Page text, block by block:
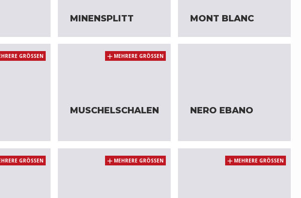
MINENSPLITT MONT BLANC
GRÖSSEN
MUSCHELSCHALEN
MEHRERE GRÖSSEN
NERO EBANO
GRÖSSEN MEHRERE GRÖSSEN MEHRERE GRÖSSEN